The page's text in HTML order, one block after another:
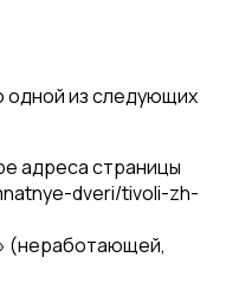
одной из следующих
адреса страницы
dveri/tivoli-zh-
(неработающей,